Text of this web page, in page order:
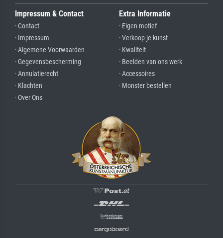
Impressum & Contact
· Contact
· Impressum
· Algemene Voorwaarden
· Gegevensbescherming
· Annulatierecht
· Klachten
· Over Ons
Extra Informatie
· Eigen motief
· Verkoop je kunst
· Kwaliteit
· Beelden van ons werk
· Accessoires
· Monster bestellen